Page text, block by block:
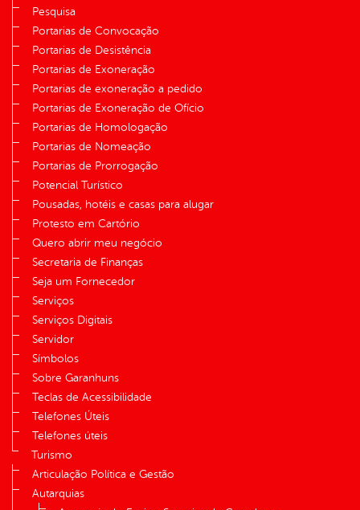
Pesquisa
Portarias de Convocação
Portarias de Desistência
Portarias de Exoneração
Portarias de exoneração a pedido
Portarias de Exoneração de Ofício
Portarias de Homologação
Portarias de Nomeação
Portarias de Prorrogação
Potencial Turístico
Pousadas, hotéis e casas para alugar
Protesto em Cartório
Quero abrir meu negócio
Secretaria de Finanças
Seja um Fornecedor
Serviços
Serviços Digitais
Servidor
Símbolos
Sobre Garanhuns
Teclas de Acessibilidade
Telefones Úteis
Telefones úteis
Turismo
Articulação Política e Gestão
Autarquias